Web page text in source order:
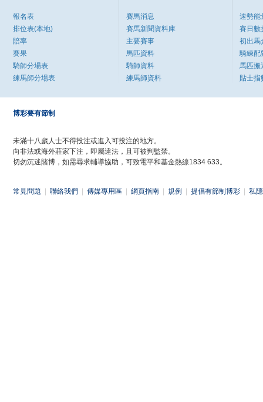
報名表
排位表(本地)
賠率
賽果
騎師分場表
練馬師分場表
賽馬消息
賽馬新聞資料庫
主要賽事
馬匹資料
騎師資料
練馬師資料
速勢能
賽日數
初出馬
騎練配
馬匹搬
貼士指
博彩要有節制
未滿十八歲人士不得投注或進入可投注的地方。
向非法或海外莊家下注，即屬違法，且可被判監禁。
切勿沉迷賭博，如需尋求輔導協助，可致電平和基金熱線1834 633。
常見問題 聯絡我們 傳媒專用區 網頁指南 規例 提倡有節制博彩 私